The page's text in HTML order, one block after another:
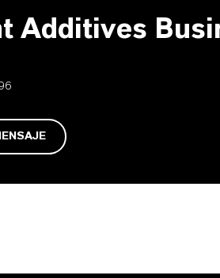
Additives